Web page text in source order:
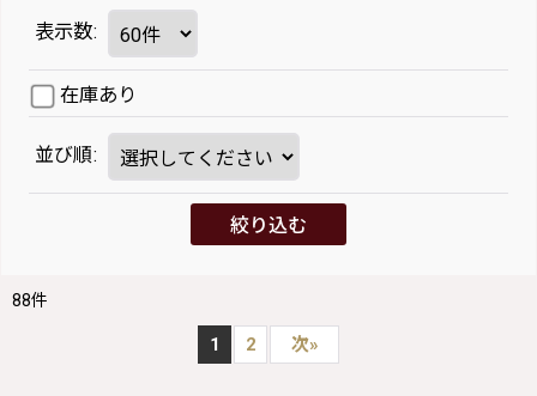
表示数:
在庫あり
並び順:
絞り込む
88件
1 2 次»